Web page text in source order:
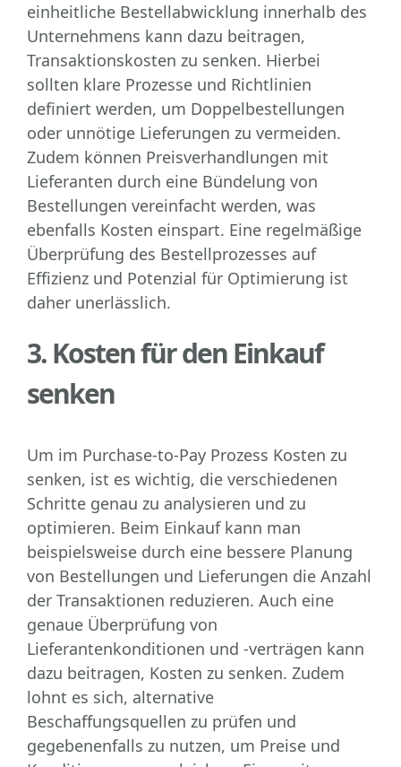
einheitliche Bestellabwicklung innerhalb des
Unternehmens kann dazu beitragen,
Transaktionskosten zu senken. Hierbei
sollten klare Prozesse und Richtlinien
definiert werden, um Doppelbestellungen
oder unnötige Lieferungen zu vermeiden.
Zudem können Preisverhandlungen mit
Lieferanten durch eine Bündelung von
Bestellungen vereinfacht werden, was
ebenfalls Kosten einspart. Eine regelmäßige
Überprüfung des Bestellprozesses auf
Effizienz und Potenzial für Optimierung ist
daher unerlässlich.
3. Kosten für den Einkauf
senken
Um im Purchase-to-Pay Prozess Kosten zu
senken, ist es wichtig, die verschiedenen
Schritte genau zu analysieren und zu
optimieren. Beim Einkauf kann man
beispielsweise durch eine bessere Planung
von Bestellungen und Lieferungen die Anzahl
der Transaktionen reduzieren. Auch eine
genaue Überprüfung von
Lieferantenkonditionen und -verträgen kann
dazu beitragen, Kosten zu senken. Zudem
lohnt es sich, alternative
Beschaffungsquellen zu prüfen und
gegebenenfalls zu nutzen, um Preise und